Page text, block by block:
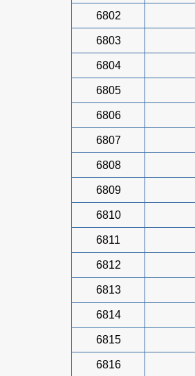
6802
6803
6804
6805
6806
6807
6808
6809
6810
6811
6812
6813
6814
6815
6816